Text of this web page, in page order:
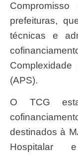
prefeituras,
técnicas e
(APS).
O TCG estabelece quatro blocos de
destinados à
Hospitalar